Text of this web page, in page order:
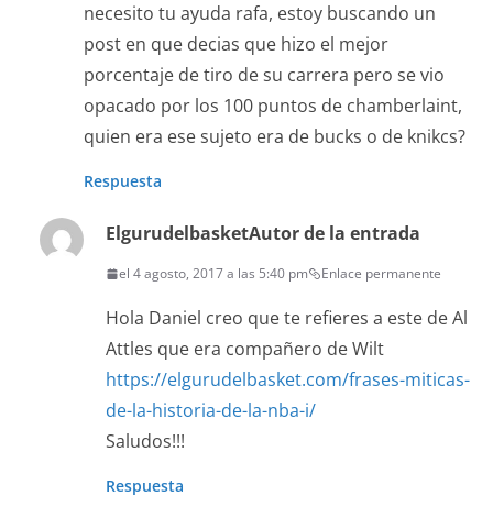
necesito tu ayuda rafa, estoy buscando un
post en que decias que hizo el mejor
porcentaje de tiro de su carrera pero se vio
opacado por los 100 puntos de chamberlaint,
quien era ese sujeto era de bucks o de knikcs?
Respuesta
ElgurudelbasketAutor de la entrada
el 4 agosto, 2017 a las 5:40 pm Enlace permanente
Hola Daniel creo que te refieres a este de Al
Attles que era compañero de Wilt
https://elgurudelbasket.com/frases-miticas-
de-la-historia-de-la-nba-i/
Saludos!!!
Respuesta